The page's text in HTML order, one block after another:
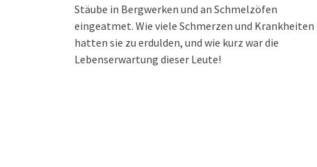
Stäube in Bergwerken und an Schmelzöfen
eingeatmet. Wie viele Schmerzen und Krankheiten
hatten sie zu erdulden, und wie kurz war die
Lebenserwartung dieser Leute!